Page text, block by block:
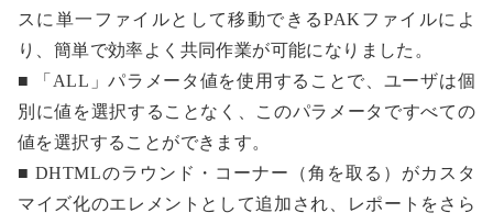
スに単一ファイルとして移動できるPAKファイルによ
り、簡単で効率よく共同作業が可能になりました。
■ 「ALL」パラメータ値を使用することで、ユーザは個
別に値を選択することなく、このパラメータですべての
値を選択することができます。
■ DHTMLのラウンド・コーナー（角を取る）がカスタ
マイズ化のエレメントとして追加され、レポートをさら